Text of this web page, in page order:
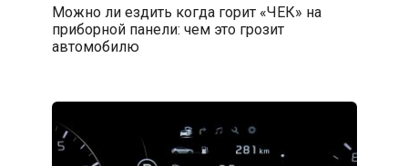
Можно ли ездить когда горит «ЧЕК» на
приборной панели: чем это грозит
автомобилю